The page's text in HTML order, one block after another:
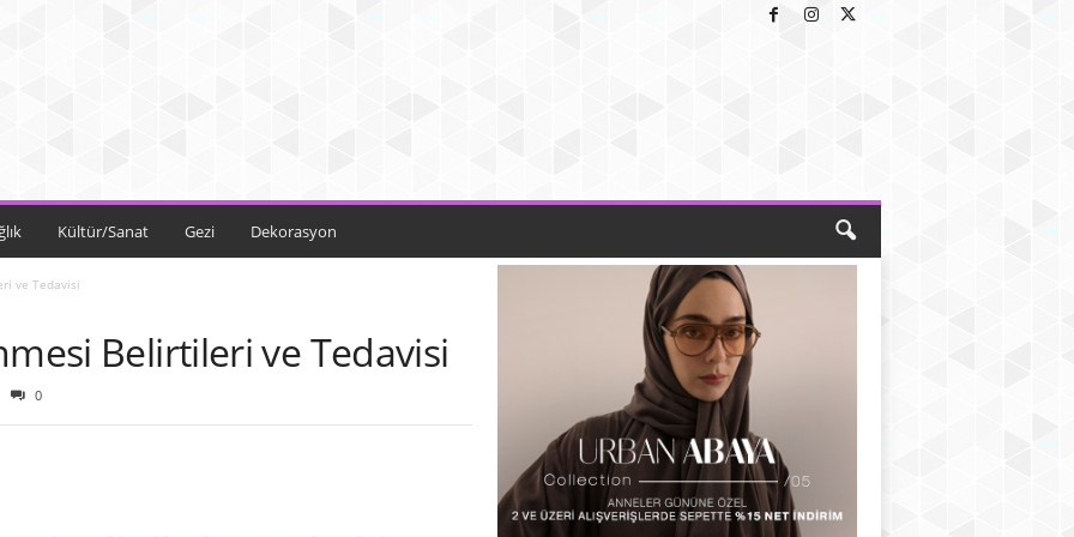
Kültür/Sanat Gezi Dekorasyon
ve Tedavisi
Belirtileri ve Tedavisi
0